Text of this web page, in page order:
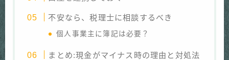
不安なら、税理士に相談するべき
個人事業主に簿記は必要？
まとめ:現金がマイナス時の理由と対処法